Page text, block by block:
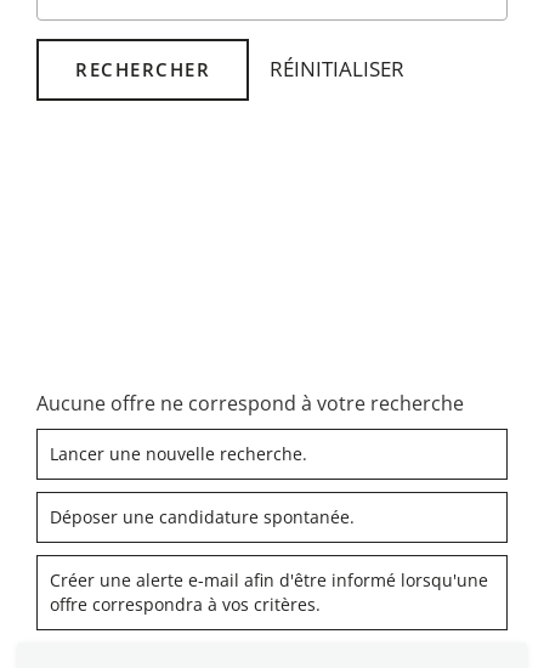
RECHERCHER RÉINITIALISER
Aucune offre ne correspond à votre recherche
Lancer une nouvelle recherche.
Déposer une candidature spontanée.
Créer une alerte e-mail afin d'être informé lorsqu'une
offre correspondra à vos critères.